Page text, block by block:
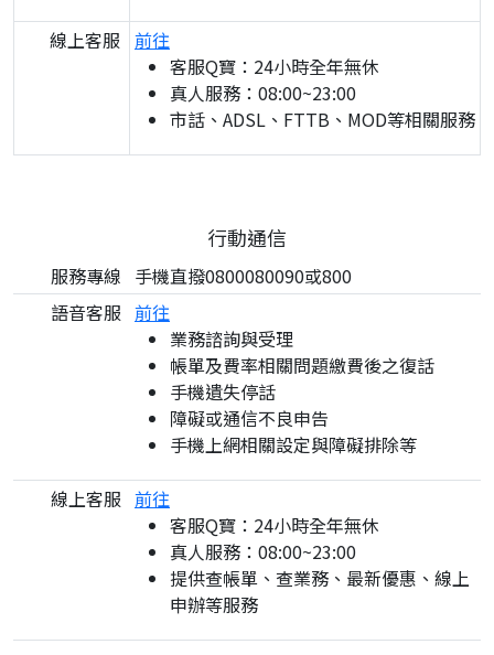
線上客服 前往
客服Q寶：24小時全年無休
真人服務：08:00~23:00
市話、ADSL、FTTB、MOD等相關服務
行動通信
服務專線 手機直撥0800080090或800
語音客服 前往
業務諮詢與受理
帳單及費率相關問題繳費後之復話
手機遺失停話
障礙或通信不良申告
手機上網相關設定與障礙排除等
線上客服 前往
客服Q寶：24小時全年無休
真人服務：08:00~23:00
提供查帳單、查業務、最新優惠、線上
申辦等服務